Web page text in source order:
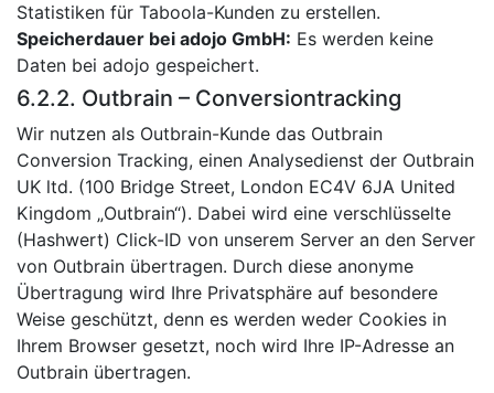
Statistiken für Taboola-Kunden zu erstellen.
Speicherdauer bei adojo GmbH: Es werden keine
Daten bei adojo gespeichert.
6.2.2. Outbrain – Conversiontracking
Wir nutzen als Outbrain-Kunde das Outbrain
Conversion Tracking, einen Analysedienst der Outbrain
UK ltd. (100 Bridge Street, London EC4V 6JA United
Kingdom „Outbrain“). Dabei wird eine verschlüsselte
(Hashwert) Click-ID von unserem Server an den Server
von Outbrain übertragen. Durch diese anonyme
Übertragung wird Ihre Privatsphäre auf besondere
Weise geschützt, denn es werden weder Cookies in
Ihrem Browser gesetzt, noch wird Ihre IP-Adresse an
Outbrain übertragen.